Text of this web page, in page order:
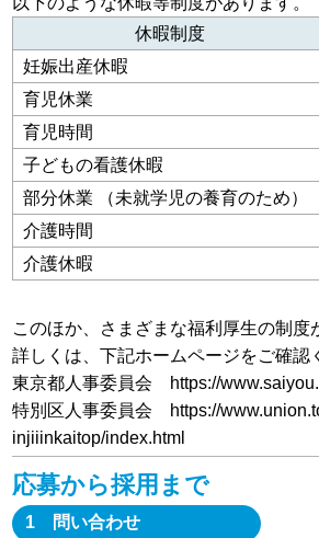
休暇制度
妊娠出産休暇
育児休業
育児時間
子どもの看護休暇
部分休業 （未就学児の養育のため）
介護時間
介護休暇
このほか、さまざまな福利厚生の制度
詳しくは、下記ホームページをご確認
東京都人事委員会
https://
特別区人事委員会
https://
injiiinkaitop/index.html
応募から採用まで
1 問い合わせ